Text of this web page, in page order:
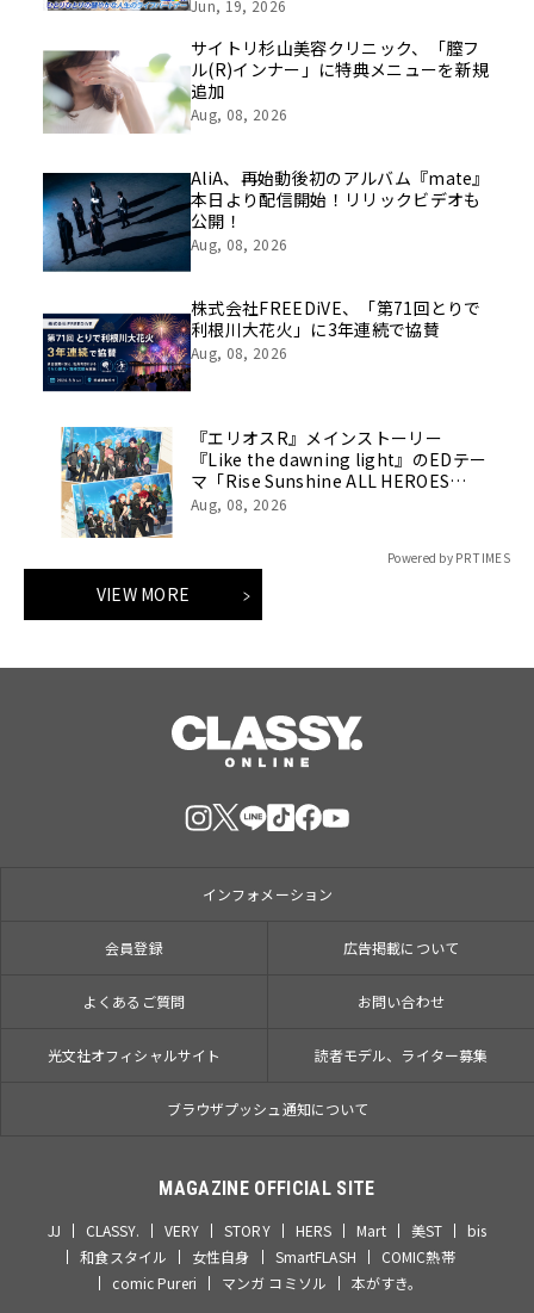
像を公開！
Jun, 19, 2026
サイトリ杉山美容クリニック、「膣フ
ル(R)インナー」に特典メニューを新規
追加
Aug, 08, 2026
AliA、再始動後初のアルバム『mate』
本日より配信開始！リリックビデオも
公開！
Aug, 08, 2026
株式会社FREEDiVE、「第71回とりで
利根川大花火」に3年連続で協賛
Aug, 08, 2026
『エリオスR』メインストーリー
『Like the dawning light』のEDテー
マ「Rise Sunshine ALL HEROES
Ver.」がフルサイズ配信決定！
Aug, 08, 2026
Powered by PR TIMES
VIEW MORE
インフォメーション
会員登録 広告掲載について
よくあるご質問 お問い合わせ
光文社オフィシャルサイト 読者モデル、ライター募集
ブラウザプッシュ通知について
MAGAZINE OFFICIAL SITE
JJ CLASSY. VERY STORY HERS Mart 美ST
bis
和食スタイル
女性自身 SmartFLASH
COMIC熱帯
comic Pureri
マンガ コミソル 本がすき。